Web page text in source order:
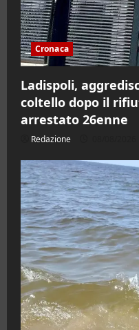
Cronaca
Ladispoli,
coltello dopo il
arrestato 26enne
Redazione